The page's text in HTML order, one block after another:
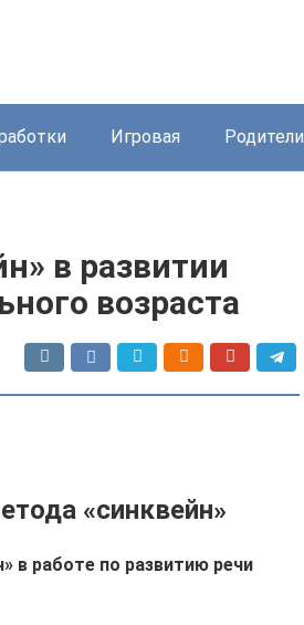
Игровая Родители
в развитии
возраста
«синквейн»
в работе по развитию речи